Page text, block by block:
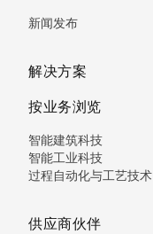
新闻发布
解决方案
按业务浏览
智能建筑科技
智能工业科技
过程自动化与工艺技术
供应商伙伴